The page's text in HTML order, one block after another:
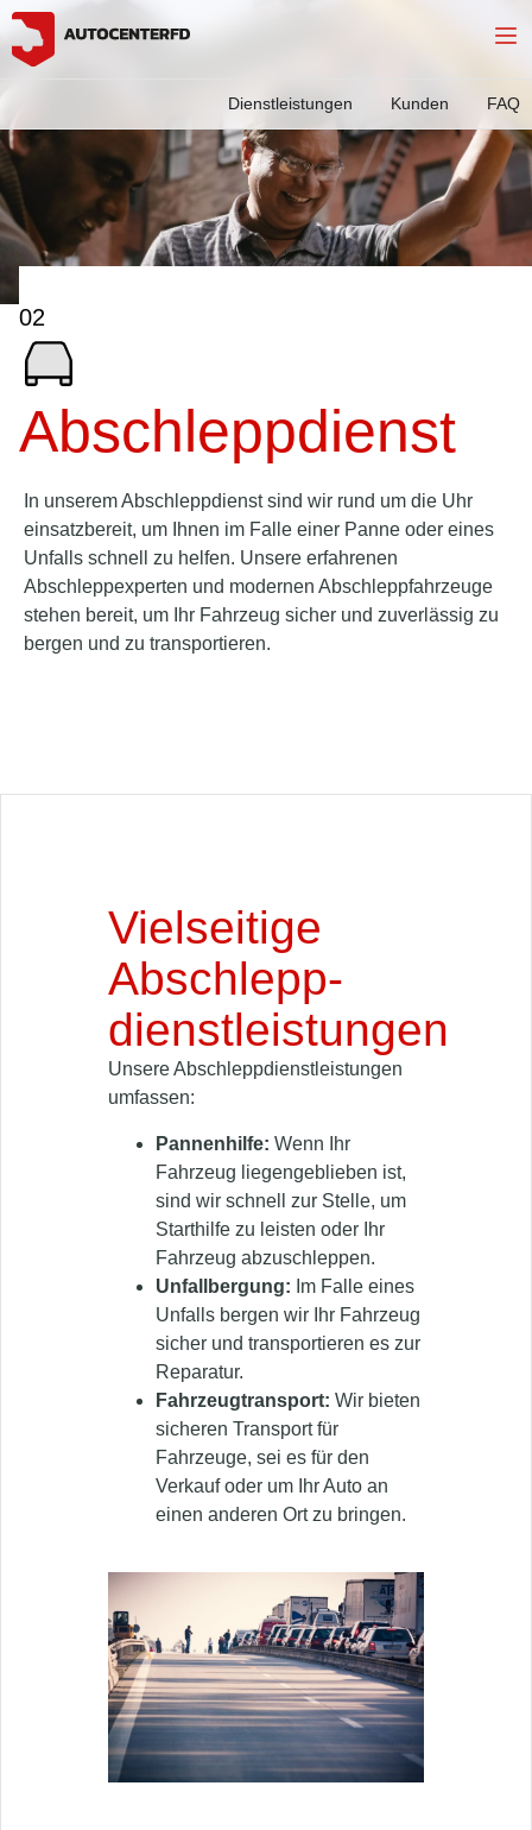
Dienstleistungen Kunden FAQ
02
Abschleppdienst
In unserem Abschleppdienst sind wir rund um die Uhr
einsatzbereit, um Ihnen im Falle einer Panne oder eines
Unfalls schnell zu helfen. Unsere erfahrenen
Abschleppexperten und modernen Abschleppfahrzeuge
stehen bereit, um Ihr Fahrzeug sicher und zuverlässig zu
bergen und zu transportieren.
Vielseitige
Abschlepp­
dienstleistungen
Unsere Abschleppdienstleistungen
umfassen:
Pannenhilfe: Wenn Ihr
Fahrzeug liegengeblieben ist,
sind wir schnell zur Stelle, um
Starthilfe zu leisten oder Ihr
Fahrzeug abzuschleppen.
Unfallbergung: Im Falle eines
Unfalls bergen wir Ihr Fahrzeug
sicher und transportieren es zur
Reparatur.
Fahrzeugtransport: Wir bieten
sicheren Transport für
Fahrzeuge, sei es für den
Verkauf oder um Ihr Auto an
einen anderen Ort zu bringen.